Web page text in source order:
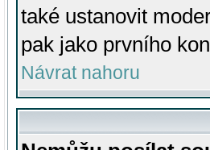
také ustanovit
pak jako prvního
Návrat nahoru